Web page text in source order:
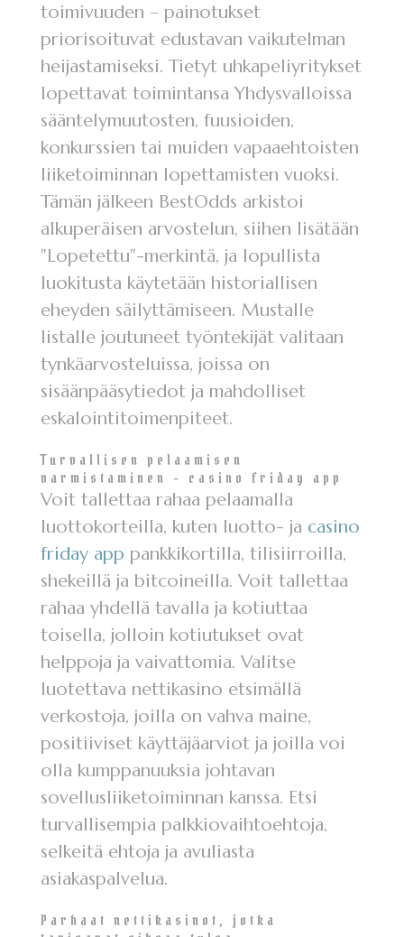
toimivuuden – painotukset
priorisoituvat edustavan vaikutelman
heijastamiseksi. Tietyt uhkapeliyritykset
lopettavat toimintansa Yhdysvalloissa
sääntelymuutosten, fuusioiden,
konkurssien tai muiden vapaaehtoisten
liiketoiminnan lopettamisten vuoksi.
Tämän jälkeen BestOdds arkistoi
alkuperäisen arvostelun, siihen lisätään
"Lopetettu"-merkintä, ja lopullista
luokitusta käytetään historiallisen
eheyden säilyttämiseen. Mustalle
listalle joutuneet työntekijät valitaan
tynkäarvosteluissa, joissa on
sisäänpääsytiedot ja mahdolliset
eskalointitoimenpiteet.
Turvallisen pelaamisen
varmistaminen – casino friday app
Voit tallettaa rahaa pelaamalla
luottokorteilla, kuten luotto- ja casino
friday app pankkikortilla, tilisiirroilla,
shekeillä ja bitcoineilla. Voit tallettaa
rahaa yhdellä tavalla ja kotiuttaa
toisella, jolloin kotiutukset ovat
helppoja ja vaivattomia. Valitse
luotettava nettikasino etsimällä
verkostoja, joilla on vahva maine,
positiiviset käyttäjäarviot ja joilla voi
olla kumppanuuksia johtavan
sovellusliiketoiminnan kanssa. Etsi
turvallisempia palkkiovaihtoehtoja,
selkeitä ehtoja ja avuliasta
asiakaspalvelua.
Parhaat nettikasinot, jotka